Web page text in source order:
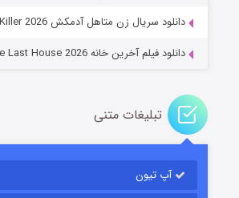
مردگان متحرک: شهر مرده ۳
دانلود سریال زن متاهل آدمکش A Bona Fide Killer 2026
دانلود فیلم آخرین خانه The Last House 2026
تبلیغات متنی
آپ تیون